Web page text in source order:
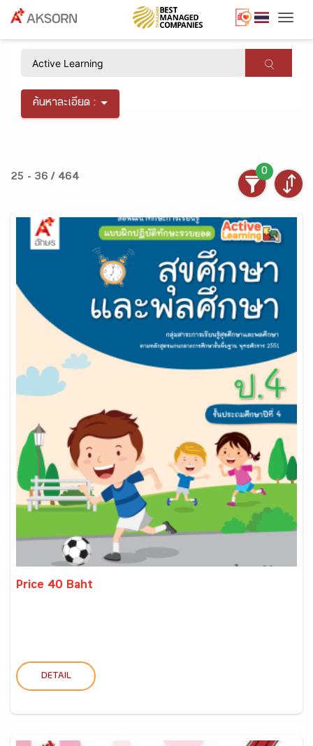
ค้นหาละเอียด :
25 - 36 / 464
0
Price 40 Baht
DETAIL